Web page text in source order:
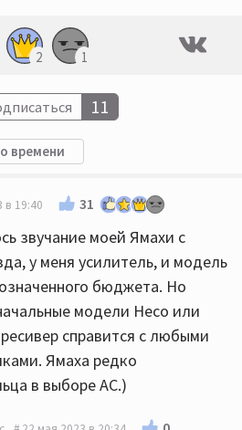
2 1
11
времени
в 19:40 31
звучание моей Ямахи с
у меня усилитель, и модель
бюджета. Но
модели Heco или
справится с любыми
Ямаха редко
в выборе АС.)